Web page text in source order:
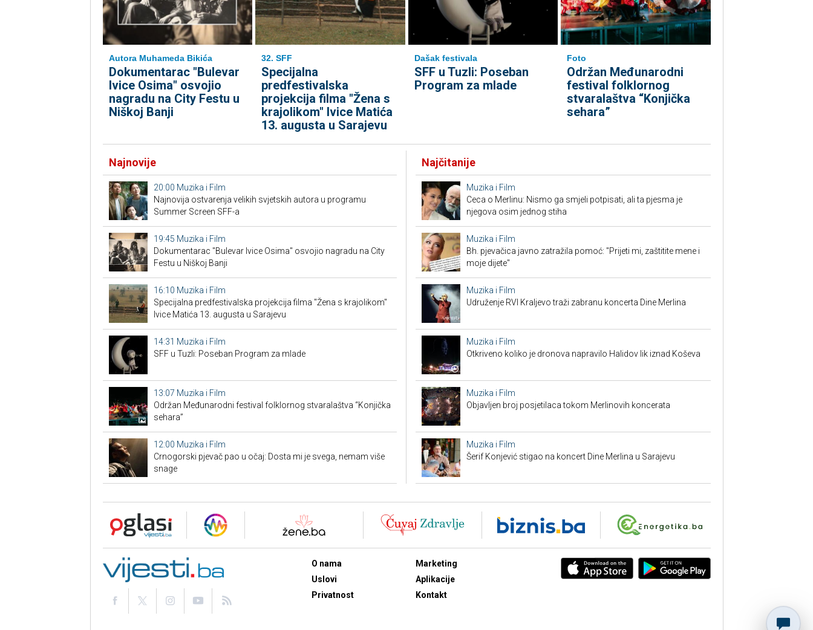
Autora Muhameda Bikića
Dokumentarac "Bulevar
Ivice Osima" osvojio
nagradu na City Festu u
Niškoj Banji
32. SFF
Specijalna
predfestivalska
projekcija filma "Žena s
krajolikom" Ivice Matića
13. augusta u Sarajevu
Dašak festivala
SFF u Tuzli: Poseban
Program za mlade
Foto
Održan Međunarodni
festival folklornog
stvaralaštva “Konjička
sehara”
Najnovije
20:00 Muzika i Film
Najnovija ostvarenja velikih svjetskih autora u programu
Summer Screen SFF-a
19:45 Muzika i Film
Dokumentarac "Bulevar Ivice Osima" osvojio nagradu na City
Festu u Niškoj Banji
16:10 Muzika i Film
Specijalna predfestivalska projekcija filma "Žena s krajolikom"
Ivice Matića 13. augusta u Sarajevu
14:31 Muzika i Film
SFF u Tuzli: Poseban Program za mlade
13:07 Muzika i Film
Održan Međunarodni festival folklornog stvaralaštva “Konjička
sehara”
12:00 Muzika i Film
Crnogorski pjevač pao u očaj: Dosta mi je svega, nemam više
snage
Najčitanije
Muzika i Film
Ceca o Merlinu: Nismo ga smjeli potpisati, ali ta pjesma je
njegova osim jednog stiha
Muzika i Film
Bh. pjevačica javno zatražila pomoć: "Prijeti mi, zaštitite mene i
moje dijete"
Muzika i Film
Udruženje RVI Kraljevo traži zabranu koncerta Dine Merlina
Muzika i Film
Otkriveno koliko je dronova napravilo Halidov lik iznad Koševa
Muzika i Film
Objavljen broj posjetilaca tokom Merlinovih koncerata
Muzika i Film
Šerif Konjević stigao na koncert Dine Merlina u Sarajevu
O nama
Uslovi
Privatnost
Marketing
Aplikacije
Kontakt